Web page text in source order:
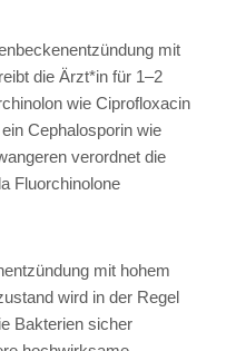
mit
die Ärzt*in für 1–2
wie Ciprofloxacin
Cephalosporin wie
verordnet die
Fluorchinolone
mit hohem
wird in der Regel
Bakterien sicher